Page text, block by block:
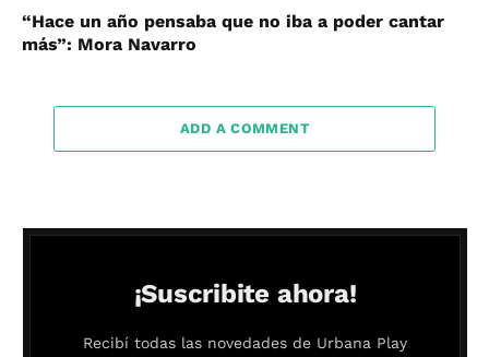
“Hace un año pensaba que no iba a poder cantar
más”: Mora Navarro
ADD A COMMENT
¡Suscribite ahora!
Recibí todas las novedades de Urbana Play